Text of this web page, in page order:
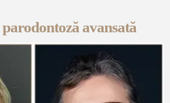
parodontoză avansată